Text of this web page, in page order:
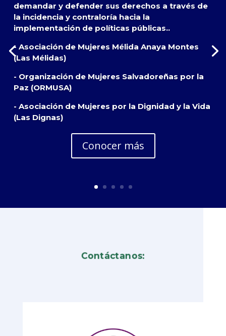
demandar y defender sus derechos a través de
la incidencia y contraloría hacia la
implementación de políticas públicas..
- Asociación de Mujeres Mélida Anaya Montes
(Las Mélidas)
- Organización de Mujeres Salvadoreñas por la
Paz (ORMUSA)
- Asociación de Mujeres por la Dignidad y la Vida
(Las Dignas)
Conocer más
Contáctanos: